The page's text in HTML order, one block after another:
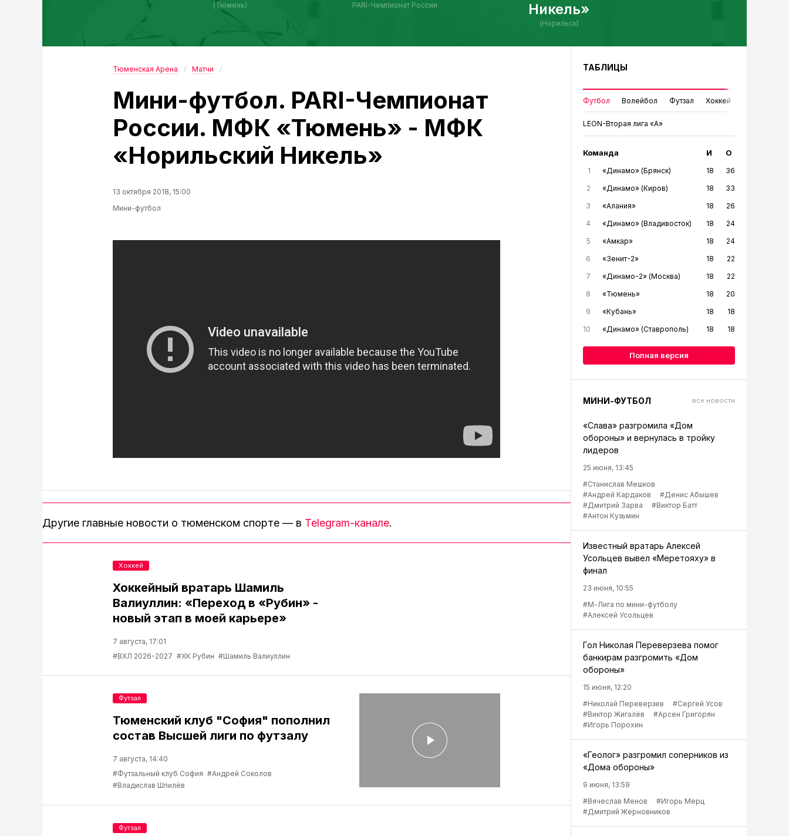
(Тюмень)
PARI-Чемпионат России
Никель»
(Норильск)
Тюменская Арена Матчи
Мини-футбол. PARI-Чемпионат
России. МФК «Тюмень» - МФК
«Норильский Никель»
13 октября 2018, 15:00
Мини-футбол
Другие главные новости о тюменском спорте — в Telegram-канале.
Хоккейный вратарь Шамиль
Валиуллин: «Переход в «Рубин» -
новый этап в моей карьере»
7 августа, 17:01
#ВХЛ 2026-2027 #ХК Рубин #Шамиль Валиуллин
Хоккей
Тюменский клуб "София" пополнил
состав Высшей лиги по футзалу
7 августа, 14:40
#Футзальный клуб София #Андрей Соколов
#Владислав Шпилёв
Футзал
Футзал
ТАБЛИЦЫ
Футбол Волейбол Футзал Хоккей
LEON-Вторая лига «А»
Команда И О
1 «Динамо» (Брянск) 18
36
2
«Динамо» (Киров) 18
33
3
«Алания» 18
26
4
«Динамо» (Владивосток) 18
24
5
«Амкар» 18
24
6
«Зенит-2» 18
22
7
«Динамо-2» (Москва) 18
22
8
«Тюмень» 18
20
9
«Кубань» 18
18
10
«Динамо» (Ставрополь) 18 18
Полная версия
МИНИ-ФУТБОЛ все новости
«Слава» разгромила «Дом
обороны» и вернулась в тройку
лидеров
25 июня, 13:45
#Станислав Мешков
#Андрей Кардаков
#Денис Абышев
#Дмитрий Зарва
#Виктор Батт
#Антон Кузьмин
Известный вратарь Алексей
Усольцев вывел «Меретояху» в
финал
23 июня, 10:55
#М-Лига по мини-футболу
#Алексей Усольцев
Гол Николая Переверзева помог
банкирам разгромить «Дом
обороны»
15 июня, 12:20
#Николай Переверзев
#Сергей Усов
#Виктор Жигалёв
#Арсен Григорян
#Игорь Порохин
«Геолог» разгромил соперников из
«Дома обороны»
9 июня, 13:59
#Вячеслав Менов
#Игорь Мерц
#Дмитрий Жерновников